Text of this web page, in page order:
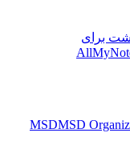
برای
MSD